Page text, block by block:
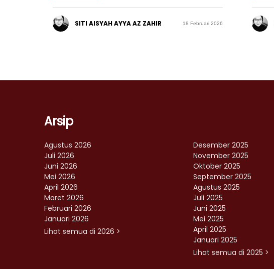
SITI AISYAH AYYA AZ ZAHIR 18 Februari 2026
Arsip
Agustus 2026
Juli 2026
Juni 2026
Mei 2026
April 2026
Maret 2026
Februari 2026
Januari 2026
Lihat semua di 2026 >
Desember 2025
November 2025
Oktober 2025
September 2025
Agustus 2025
Juli 2025
Juni 2025
Mei 2025
April 2025
Januari 2025
Lihat semua di 2025 >